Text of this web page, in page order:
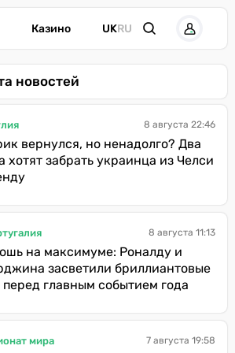
Казино UKRU
новостей
8 августа 22:46
вернулся, но ненадолго? Два
хотят забрать украинца из Челси
8 августа 11:13
на максимуме: Роналду и
засветили бриллиантовые
главным событием года
мира 7 августа 19:58